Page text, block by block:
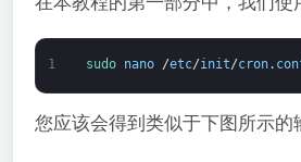
1 sudo nano /etc/init/cron.
您应该会得到类似于下图所示的